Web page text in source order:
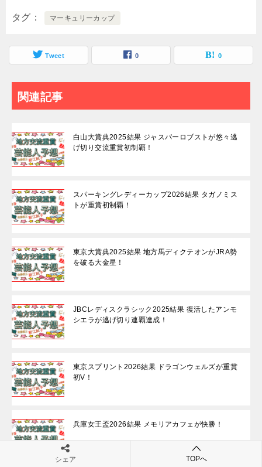
タグ マーキュリーカップ
Tweet 0 0
関連記事
白山大賞典2025結果 ジャスパーロブストが悠々逃
げ切り交流重賞初制覇！
スパーキングレディーカップ2026結果 タガノミス
トが重賞初制覇！
東京大賞典2025結果 地方馬ディクテオンがJRA勢
を破る大金星！
JBCレディスクラシック2025結果 復活したアンモ
シエラが逃げ切り連覇達成！
東京スプリント2026結果 ドラゴンウェルズが重賞
初V！
兵庫女王盃2026結果 メモリアカフェが快勝！
シェア TOPへ